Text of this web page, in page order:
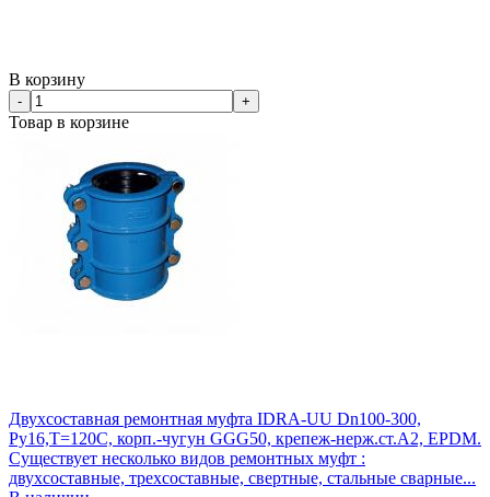
В корзину
- +
Товар в корзине
Двухсоставная ремонтная муфта IDRA-UU Dn100-300,
Ру16,T=120С, корп.-чугун GGG50, крепеж-нерж.ст.А2, EPDM.
Существует несколько видов ремонтных муфт :
двухсоставные, трехсоставные, свертные, стальные сварные...